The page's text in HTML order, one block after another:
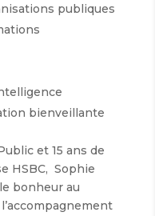
publiques
bienveillante
et 15 ans de
HSBC, Sophie
bonheur au